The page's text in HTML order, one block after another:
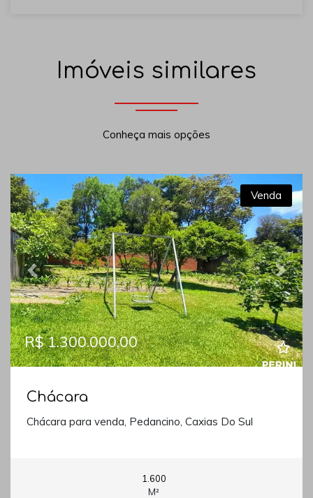
Imóveis similares
Conheça mais opções
Previous Next
Venda
R$ 1.300.000,00
Chácara
Chácara para venda, Pedancino, Caxias Do Sul
1.600
M²